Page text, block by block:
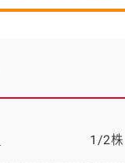
1/2株